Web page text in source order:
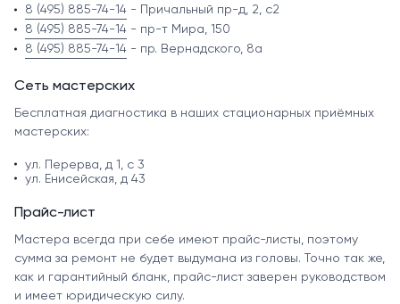
8 (495) 885-74-14 - Причальный пр-д, 2, с2
8 (495) 885-74-14 - пр-т Мира, 150
8 (495) 885-74-14 - пр. Вернадского, 8а
Сеть мастерских
Бесплатная диагностика в наших стационарных приёмных
мастерских:
ул. Перерва, д 1, с 3
ул. Енисейская, д 43
Прайс-лист
Мастера всегда при себе имеют прайс-листы, поэтому
сумма за ремонт не будет выдумана из головы. Точно так же,
как и гарантийный бланк, прайс-лист заверен руководством
и имеет юридическую силу.